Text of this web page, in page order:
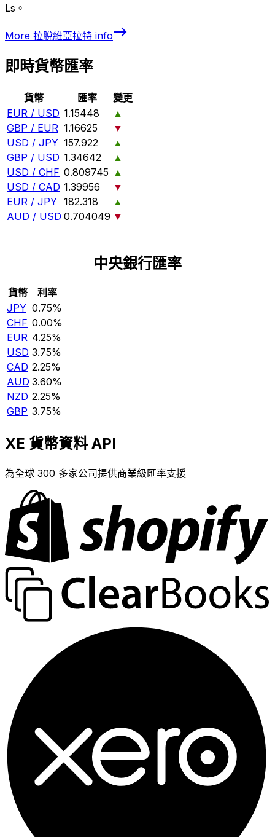
Ls。
More 拉脫維亞拉特 info
即時貨幣匯率
貨幣 匯率
變更
EUR / USD 1.15448
▲
GBP / EUR 1.16625
▼
USD / JPY 157.922
▲
GBP / USD 1.34642
▲
USD / CHF 0.809745 ▲
USD / CAD 1.39956
▼
EUR / JPY 182.318
▲
AUD / USD 0.704049 ▼
中央銀行匯率
貨幣
利率
JPY 0.75%
CHF 0.00%
EUR 4.25%
USD 3.75%
CAD 2.25%
AUD 3.60%
NZD 2.25%
GBP 3.75%
XE 貨幣資料 API
為全球 300 多家公司提供商業級匯率支援